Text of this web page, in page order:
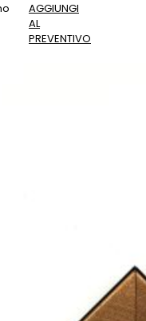
AGGIUNGI
AL
PREVENTIVO